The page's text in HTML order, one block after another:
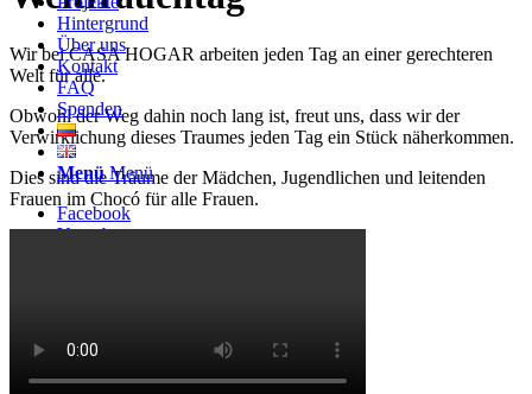
Hintergrund
Über uns
Kontakt
FAQ
Spenden
Menü Menü
Facebook
Youtube
Wir bei CASA HOGAR arbeiten jeden Tag an einer gerechteren
Welt für alle.
Obwohl der Weg dahin noch lang ist, freut uns, dass wir der
Verwirklichung dieses Traumes jeden Tag ein Stück näherkommen.
Dies sind die Träume der Mädchen, Jugendlichen und leitenden
Frauen im Chocó für alle Frauen.